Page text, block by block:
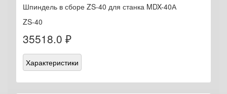
Шпиндель в сборе ZS-40 для станка MDX-40А
ZS-40
35518.0 ₽
Характеристики